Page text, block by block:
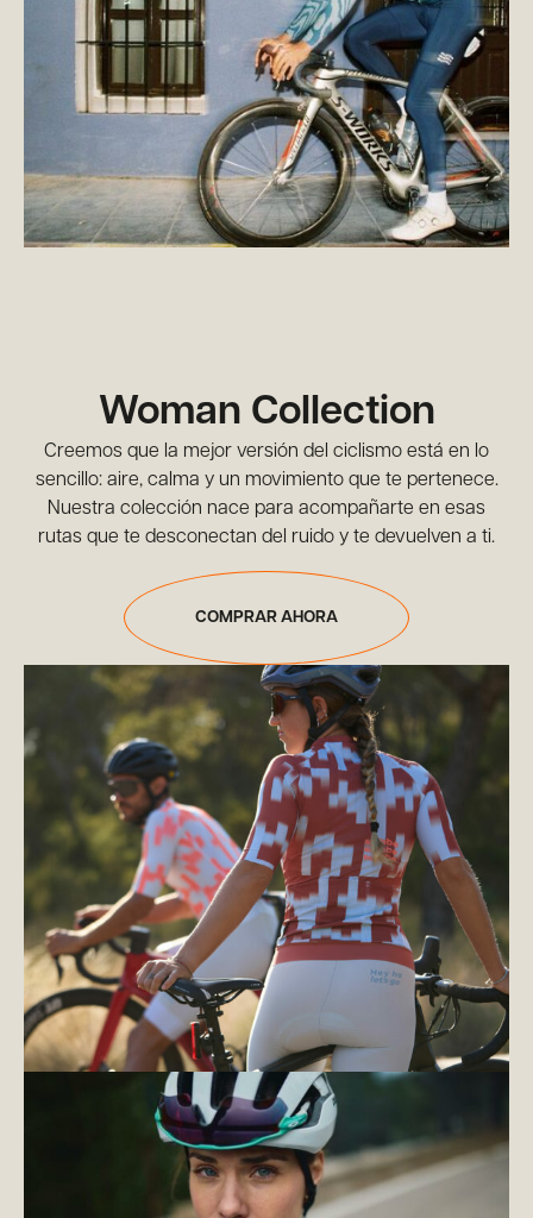
Woman Collection
Creemos que la mejor versión del ciclismo está en lo
sencillo: aire, calma y un movimiento que te pertenece.
Nuestra colección nace para acompañarte en esas
rutas que te desconectan del ruido y te devuelven a ti.
COMPRAR AHORA